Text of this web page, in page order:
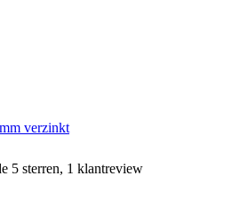
verzinkt
5 sterren, 1 klantreview